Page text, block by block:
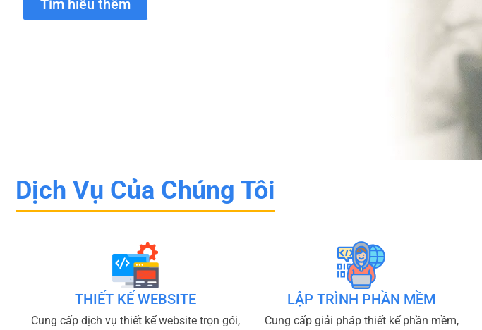
Tìm hiểu thêm
Dịch Vụ Của Chúng Tôi
THIẾT KẾ WEBSITE
Cung cấp dịch vụ thiết kế website trọn gói,
LẬP TRÌNH PHẦN MỀM
Cung cấp giải pháp thiết kế phần mềm,